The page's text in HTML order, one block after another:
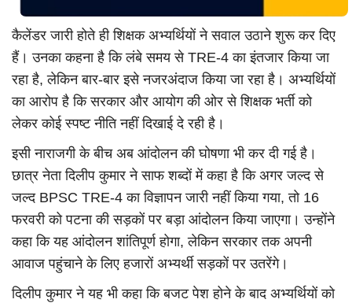
कैलेंडर जारी होते ही शिक्षक अभ्यर्थियों ने सवाल उठाने शुरू कर दिए
हैं। उनका कहना है कि लंबे समय से TRE-4 का इंतजार किया जा
रहा है, लेकिन बार-बार इसे नजरअंदाज किया जा रहा है। अभ्यर्थियों
का आरोप है कि सरकार और आयोग की ओर से शिक्षक भर्ती को
लेकर कोई स्पष्ट नीति नहीं दिखाई दे रही है।
इसी नाराजगी के बीच अब आंदोलन की घोषणा भी कर दी गई है।
छात्र नेता दिलीप कुमार ने साफ शब्दों में कहा है कि अगर जल्द से
जल्द BPSC TRE-4 का विज्ञापन जारी नहीं किया गया, तो 16
फरवरी को पटना की सड़कों पर बड़ा आंदोलन किया जाएगा। उन्होंने
कहा कि यह आंदोलन शांतिपूर्ण होगा, लेकिन सरकार तक अपनी
आवाज पहुंचाने के लिए हजारों अभ्यर्थी सड़कों पर उतरेंगे।
दिलीप कुमार ने यह भी कहा कि बजट पेश होने के बाद अभ्यर्थियों को